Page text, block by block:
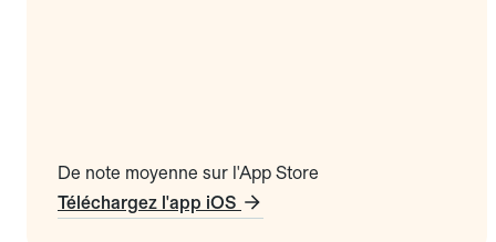
De note moyenne sur l'App Store
Téléchargez l'app iOS